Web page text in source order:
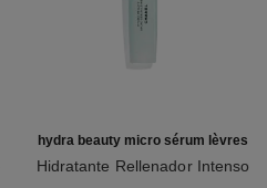
hydra beauty micro sérum lèvres
Hidratante Rellenador Intenso